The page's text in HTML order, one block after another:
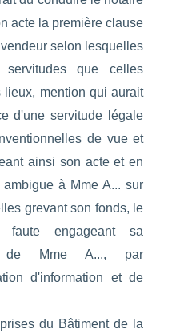
acte la première clause
selon lesquelles
que celles
mention qui aurait
d'une servitude légale
de vue et
ainsi son acte et en
à Mme A... sur
grevant son fonds, le
engageant sa
de Mme A..., par
d'information et de
du Bâtiment de la